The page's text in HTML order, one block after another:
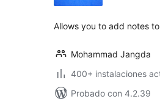
Allows you to add notes
Mohammad Jangda
400+ instalaciones
Probado con 4.2.39